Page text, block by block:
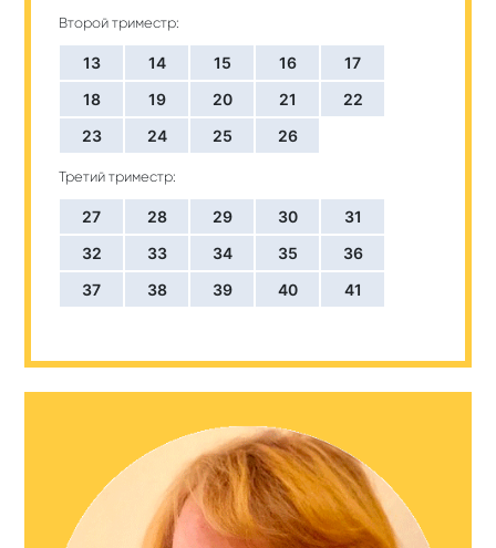
Второй триместр:
13 14 15 16
17
18
19 20 21
22
23
24 25 26
Третий триместр:
27 28 29 30
31
32
33 34 35
36
37
38 39 40 41